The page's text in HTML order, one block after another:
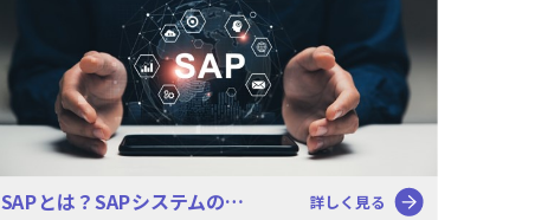
SAPとは？SAPシステムの… 詳しく見る